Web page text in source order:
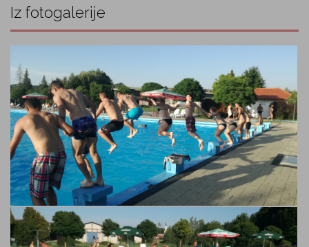
Iz fotogalerije